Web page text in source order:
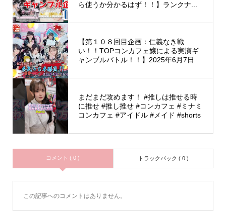
ら使うか分かるはず！！】ランクナ...
【第１０８回目企画：仁義なき戦
い！！TOPコンカフェ嬢による実演ギ
ャンブルバトル！！】2025年6月7日
まだまだ攻めます！ #推しは推せる時
に推せ #推し推せ #コンカフェ #ミナミ
コンカフェ #アイドル #メイド #shorts
コメント ( 0 ) トラックバック ( 0 )
この記事へのコメントはありません。